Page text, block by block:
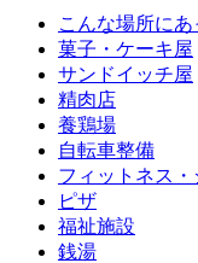
こんな場所に
菓子・ケーキ屋
サンドイッチ屋
精肉店
養鶏場
自転車整備
フィットネス・
ピザ
福祉施設
銭湯